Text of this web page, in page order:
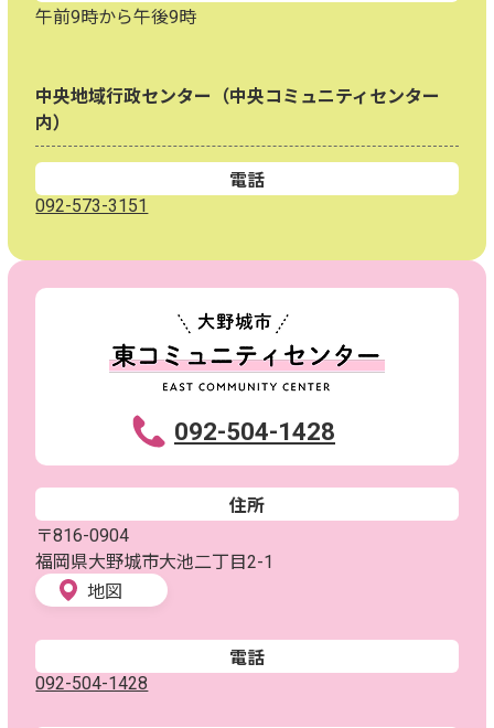
午前9時から午後9時
中央地域行政センター（中央コミュニティセンター
内）
電話
092-573-3151
092-504-1428
住所
〒816-0904
福岡県大野城市大池二丁目2-1
地図
電話
092-504-1428